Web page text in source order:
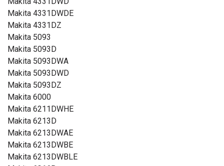
Makita 4331DWDE
Makita 4331DZ
Makita 5093
Makita 5093D
Makita 5093DWA
Makita 5093DWD
Makita 5093DZ
Makita 6000
Makita 6211DWHE
Makita 6213D
Makita 6213DWAE
Makita 6213DWBE
Makita 6213DWBLE